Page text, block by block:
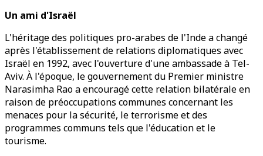
Un ami d'Israël
L'héritage des politiques pro-arabes de l'Inde a changé
après l'établissement de relations diplomatiques avec
Israël en 1992, avec l'ouverture d'une ambassade à Tel-
Aviv. À l'époque, le gouvernement du Premier ministre
Narasimha Rao a encouragé cette relation bilatérale en
raison de préoccupations communes concernant les
menaces pour la sécurité, le terrorisme et des
programmes communs tels que l'éducation et le
tourisme.